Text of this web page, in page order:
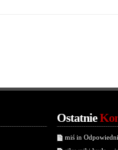
Ostatnie
miś in